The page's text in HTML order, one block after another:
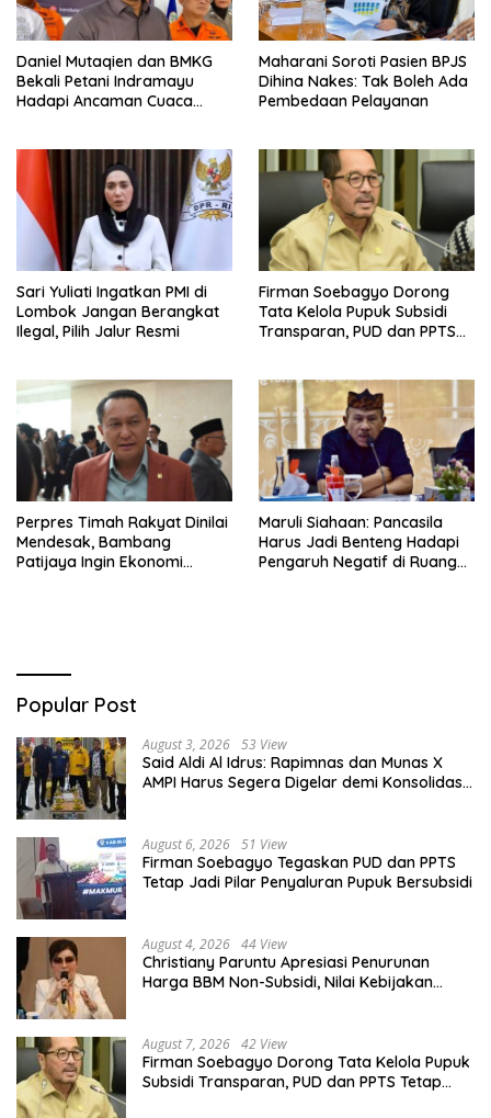
Daniel Mutaqien dan BMKG
Bekali Petani Indramayu
Hadapi Ancaman Cuaca
Maharani Soroti Pasien BPJS
Dihina Nakes: Tak Boleh Ada
Pembedaan Pelayanan
Sari Yuliati Ingatkan PMI di
Lombok Jangan Berangkat
Ilegal, Pilih Jalur Resmi
Firman Soebagyo Dorong
Tata Kelola Pupuk Subsidi
Transparan, PUD dan PPTS
Perpres Timah Rakyat Dinilai
Mendesak, Bambang
Patijaya Ingin Ekonomi
Maruli Siahaan: Pancasila
Harus Jadi Benteng Hadapi
Pengaruh Negatif di Ruang
Popular Post
August 3, 2026 53 View
Said Aldi Al Idrus: Rapimnas dan Munas X
AMPI Harus Segera Digelar demi Konsolidasi
August 6, 2026 51 View
Firman Soebagyo Tegaskan PUD dan PPTS
Tetap Jadi Pilar Penyaluran Pupuk Bersubsidi
August 4, 2026 44 View
Christiany Paruntu Apresiasi Penurunan
Harga BBM Non-Subsidi, Nilai Kebijakan
August 7, 2026 42 View
Firman Soebagyo Dorong Tata Kelola Pupuk
Subsidi Transparan, PUD dan PPTS Tetap